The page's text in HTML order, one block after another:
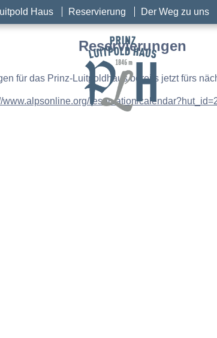
Haus Reservierung Der Weg zu uns
Reservierungen
für das Prinz-Luitpoldhaus bereits jetzt fürs
www.alpsonline.org/reservation/